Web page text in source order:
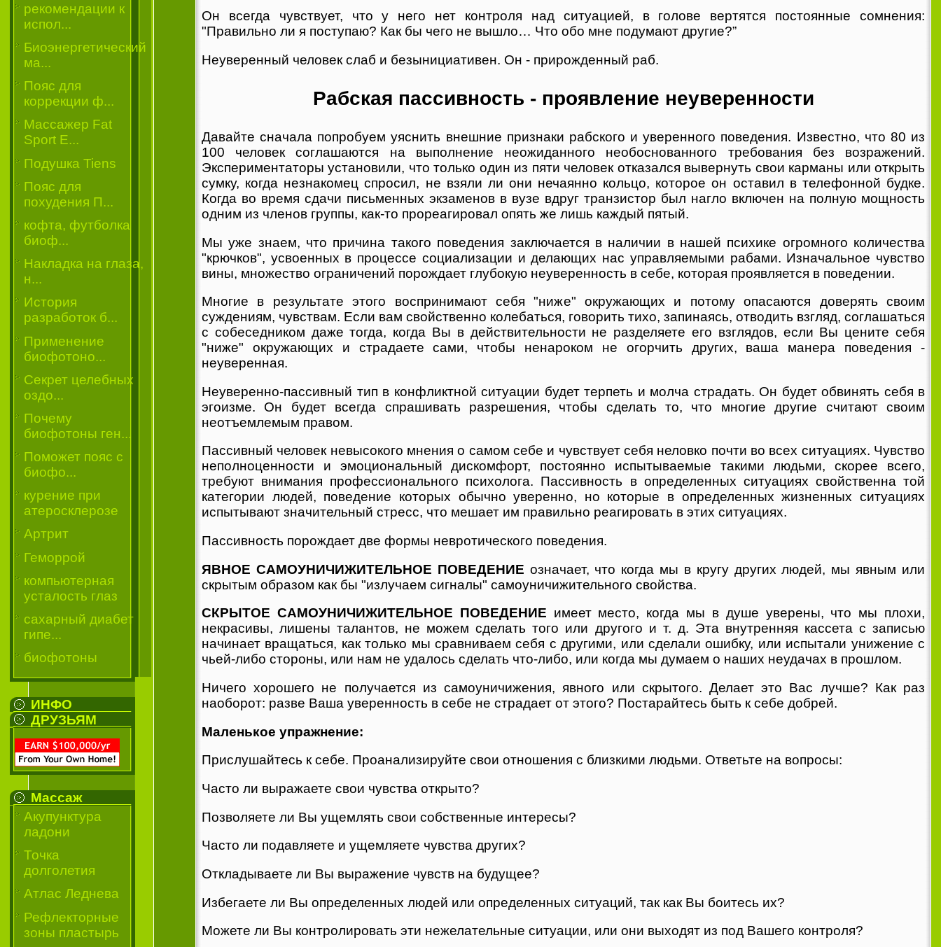
рекомендации к
испол...
Биоэнергетический
ма...
Пояс для
коррекции ф...
Массажер Fat
Sport E...
Подушка Tiens
Пояс для
похудения П...
кофта, футболка
биоф...
Накладка на глаза,
н...
История
разработок б...
Применение
биофотоно...
Секрет целебных
оздо...
Почему
биофотоны ген...
Поможет пояс с
биофо...
курение при
атеросклерозе
Артрит
Геморрой
компьютерная
усталость глаз
сахарный диабет
гипе...
биофотоны
ИНФО
ДРУЗЬЯМ
Массаж
Акупунктура
ладони
Точка
долголетия
Атлас Леднева
Рефлекторные
зоны пластырь
Он всегда чувствует, что у него нет контроля над ситуацией, в голове вертятся постоянные сомнения:
"Правильно ли я поступаю? Как бы чего не вышло… Что обо мне подумают другие?”
Неуверенный человек слаб и безынициативен. Он - прирожденный раб.
Рабская пассивность - проявление неуверенности
Давайте сначала попробуем уяснить внешние признаки рабского и уверенного поведения. Известно, что 80 из
100 человек соглашаются на выполнение неожиданного необоснованного требования без возражений.
Экспериментаторы установили, что только один из пяти человек отказался вывернуть свои карманы или открыть
сумку, когда незнакомец спросил, не взяли ли они нечаянно кольцо, которое он оставил в телефонной будке.
Когда во время сдачи письменных экзаменов в вузе вдруг транзистор был нагло включен на полную мощность
одним из членов группы, как-то прореагировал опять же лишь каждый пятый.
Мы уже знаем, что причина такого поведения заключается в наличии в нашей психике огромного количества
"крючков", усвоенных в процессе социализации и делающих нас управляемыми рабами. Изначальное чувство
вины, множество ограничений порождает глубокую неуверенность в себе, которая проявляется в поведении.
Многие в результате этого воспринимают себя "ниже" окружающих и потому опасаются доверять своим
суждениям, чувствам. Если вам свойственно колебаться, говорить тихо, запинаясь, отводить взгляд, соглашаться
с собеседником даже тогда, когда Вы в действительности не разделяете его взглядов, если Вы цените себя
"ниже" окружающих и страдаете сами, чтобы ненароком не огорчить других, ваша манера поведения -
неуверенная.
Неуверенно-пассивный тип в конфликтной ситуации будет терпеть и молча страдать. Он будет обвинять себя в
эгоизме. Он будет всегда спрашивать разрешения, чтобы сделать то, что многие другие считают своим
неотъемлемым правом.
Пассивный человек невысокого мнения о самом себе и чувствует себя неловко почти во всех ситуациях. Чувство
неполноценности и эмоциональный дискомфорт, постоянно испытываемые такими людьми, скорее всего,
требуют внимания профессионального психолога. Пассивность в определенных ситуациях свойственна той
категории людей, поведение которых обычно уверенно, но которые в определенных жизненных ситуациях
испытывают значительный стресс, что мешает им правильно реагировать в этих ситуациях.
Пассивность порождает две формы невротического поведения.
ЯВНОЕ САМОУНИЧИЖИТЕЛЬНОЕ ПОВЕДЕНИЕ означает, что когда мы в кругу других людей, мы явным или
скрытым образом как бы "излучаем сигналы" самоуничижительного свойства.
СКРЫТОЕ САМОУНИЧИЖИТЕЛЬНОЕ ПОВЕДЕНИЕ имеет место, когда мы в душе уверены, что мы плохи,
некрасивы, лишены талантов, не можем сделать того или другого и т. д. Эта внутренняя кассета с записью
начинает вращаться, как только мы сравниваем себя с другими, или сделали ошибку, или испытали унижение с
чьей-либо стороны, или нам не удалось сделать что-либо, или когда мы думаем о наших неудачах в прошлом.
Ничего хорошего не получается из самоуничижения, явного или скрытого. Делает это Вас лучше? Как раз
наоборот: разве Ваша уверенность в себе не страдает от этого? Постарайтесь быть к себе добрей.
Маленькое упражнение:
Прислушайтесь к себе. Проанализируйте свои отношения с близкими людьми. Ответьте на вопросы:
Часто ли выражаете свои чувства открыто?
Позволяете ли Вы ущемлять свои собственные интересы?
Часто ли подавляете и ущемляете чувства других?
Откладываете ли Вы выражение чувств на будущее?
Избегаете ли Вы определенных людей или определенных ситуаций, так как Вы боитесь их?
Можете ли Вы контролировать эти нежелательные ситуации, или они выходят из под Вашего контроля?